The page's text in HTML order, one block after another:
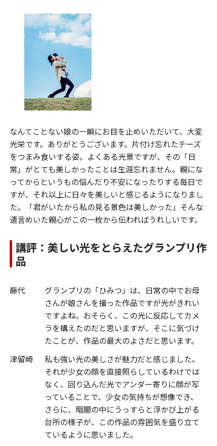
なんてことない娘の一瞬にお目を止めいただいて、大変
光栄です。ありがとうございます。片付け忘れたチーズ
をつまみ食いする姿。よくある光景ですが、その「日
常」がとても美しかったことは生涯忘れません。親にな
ってからというもの悩んだり不安になったりする毎日で
すが、それ以上に日々を美しいと感じるようになりまし
た。「君がいたから私の見る景色は美しかった」そんな
遺言めいた親心がこの一枚から伝わればうれしいです。
講評：美しい光をとらえたグランプリ作
品
藤代
グランプリの「ひみつ」は、日常の中でお母
さんが娘さんを撮った作品ですが光がきれい
ですよね。おそらく、この光に反応してカメ
ラを構えたのだと思いますが、そこに気づけ
たことが、作品の最大のよさだと思います。
津留崎
私も強い光の美しさが魅力だと感じました。
それが少女の顔を直接照らしているわけでは
なく、回り込んだ光でアンダー寄りに顔が写
っていることで、少女の気持ちが想像でき、
さらに、暗闇の中にうっすらと浮かび上がる
台所の様子が、この作品の雰囲気を盛り立て
ているように思いました。